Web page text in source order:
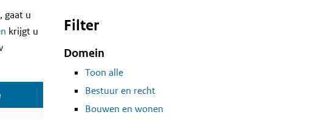
gaat u
krijgt u
Filter
Domein
Toon alle
Bestuur en recht
Bouwen en wonen